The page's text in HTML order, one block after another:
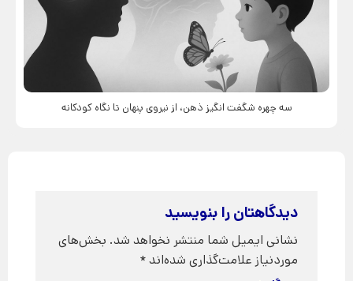
سه چهره شگفت انگیز ذهن، از نیروی پنهان تا نگاه کودکانه
دیدگاهتان را بنویسید
نشانی ایمیل شما منتشر نخواهد شد. بخش‌های
موردنیاز علامت‌گذاری شده‌اند*